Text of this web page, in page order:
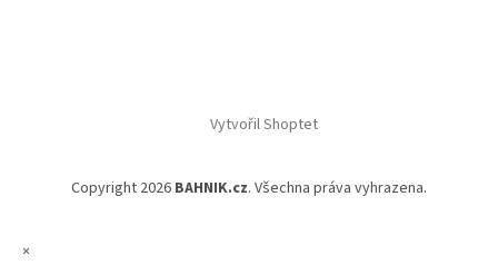
Vytvořil Shoptet
Copyright 2026 BAHNIK.cz. Všechna práva vyhrazena.
×